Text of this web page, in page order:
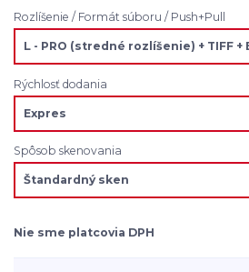
Rozlíšenie / Formát súboru / Push+Pull
Rýchlosť dodania
Spôsob skenovania
Nie sme platcovia DPH